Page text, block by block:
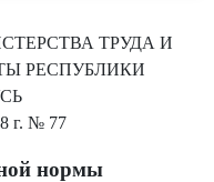
ТРУДА И
РЕСПУБЛИКИ
г. № 77
нормы